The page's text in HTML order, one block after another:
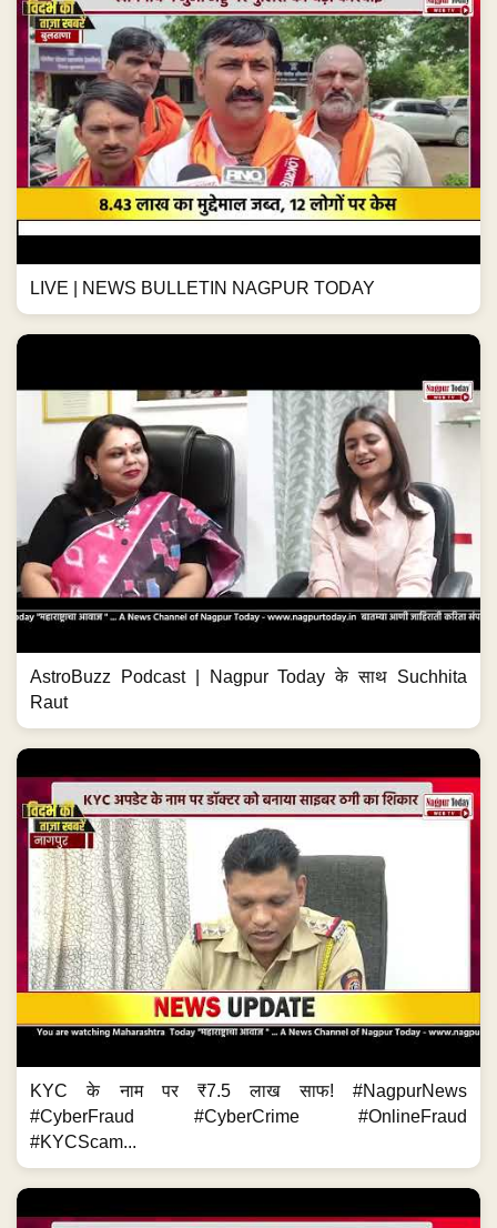
LIVE | NEWS BULLETIN NAGPUR TODAY
AstroBuzz Podcast | Nagpur Today के साथ Suchhita
Raut
KYC के नाम पर ₹7.5 लाख साफ! #NagpurNews
#CyberFraud #CyberCrime #OnlineFraud
#KYCScam...